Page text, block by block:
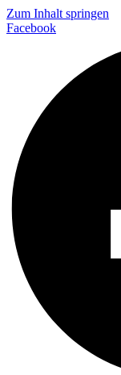
Zum Inhalt springen
Facebook